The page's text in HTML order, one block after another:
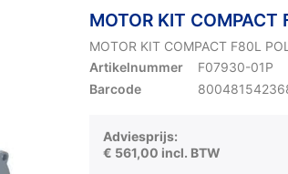
MOTOR KIT COMPACT
MOTOR KIT COMPACT F80L
Artikelnummer
F07930-01P
Barcode
Adviesprijs:
€ 561,00 incl. BTW